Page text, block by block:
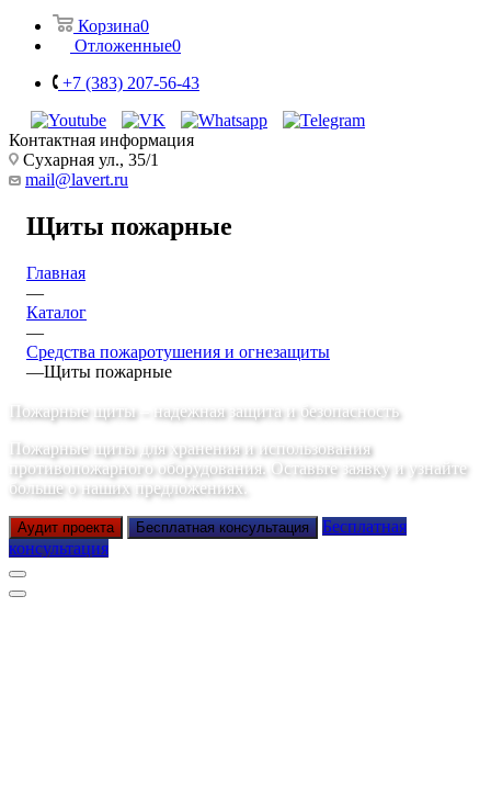
Корзина0
Отложенные0
+7 (383) 207-56-43
Контактная информация
Сухарная ул., 35/1
mail@lavert.ru
Щиты пожарные
Главная
—
Каталог
—
Средства пожаротушения и огнезащиты
—Щиты пожарные
Пожарные щиты – надежная защита и безопасность
Пожарные щиты для хранения и использования
противопожарного оборудования. Оставьте заявку и узнайте
больше о наших предложениях.
Аудит проекта Бесплатная консультация
Бесплатная
консультация